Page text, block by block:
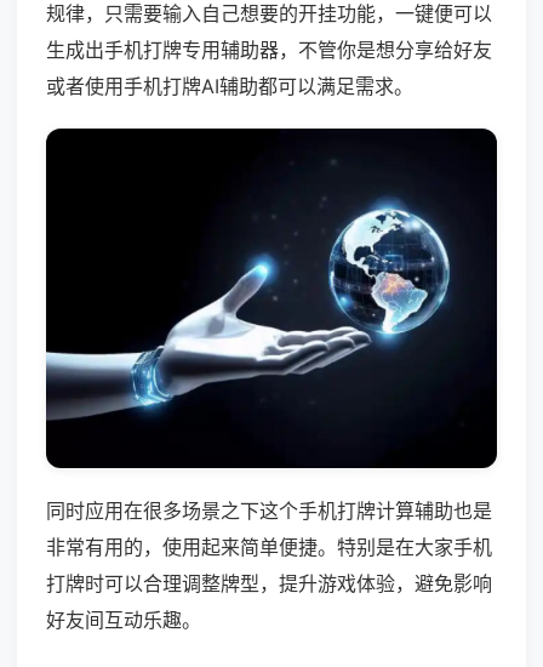
规律，只需要输入自己想要的开挂功能，一键便可以
生成出手机打牌专用辅助器，不管你是想分享给好友
或者使用手机打牌AI辅助都可以满足需求。
同时应用在很多场景之下这个手机打牌计算辅助也是
非常有用的，使用起来简单便捷。特别是在大家手机
打牌时可以合理调整牌型，提升游戏体验，避免影响
好友间互动乐趣。